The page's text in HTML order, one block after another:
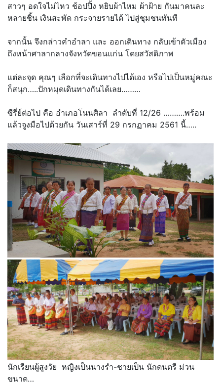
สาวๆ อดใจไม่ไหว ช้อปปิ้ง หยิบผ้าไหม ผ้าฝ้าย กันมาคนละ
หลายชิ้น เงินสะพัด กระจายรายได้ ไปสู่ชุมชนทันที
จากนั้น จึงกล่าวคำอำลา และ ออกเดินทาง กลับเข้าตัวเมือง
ถึงหน้าศาลากลางจังหวัดขอนแก่น โดยสวัสดิภาพ
แต่ละจุด คุณๆ เลือกที่จะเดินทางไปได้เอง หรือไปเป็นหมู่คณะ
ก็สนุก…..ปักหมุดเดินทางกันได้เลย………
ซีรี่ย์ต่อไป คือ อำเภอโนนศิลา ลำดับที่ 12/26 ……….พร้อม
แล้วจูงมือไปด้วยกัน วันเสาร์ที่ 29 กรกฏาคม 2561 นี้…..
นักเรียนผู้สูงวัย หญิงเป็นนางรำ-ชายเป็น นักดนตรี ม่วน
ขนาด…